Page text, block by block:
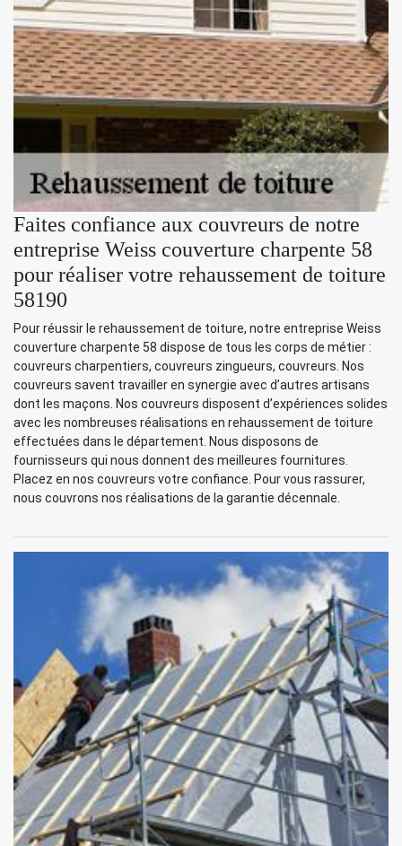
Faites confiance aux couvreurs de notre
entreprise Weiss couverture charpente 58
pour réaliser votre rehaussement de toiture
58190
Pour réussir le rehaussement de toiture, notre entreprise Weiss
couverture charpente 58 dispose de tous les corps de métier :
couvreurs charpentiers, couvreurs zingueurs, couvreurs. Nos
couvreurs savent travailler en synergie avec d’autres artisans
dont les maçons. Nos couvreurs disposent d’expériences solides
avec les nombreuses réalisations en rehaussement de toiture
effectuées dans le département. Nous disposons de
fournisseurs qui nous donnent des meilleures fournitures.
Placez en nos couvreurs votre confiance. Pour vous rassurer,
nous couvrons nos réalisations de la garantie décennale.